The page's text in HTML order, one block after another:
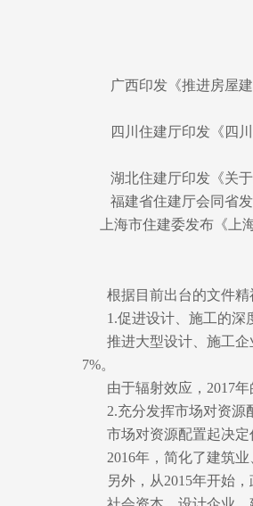
广西印发《推进房屋
四川住建厅印发《四
湖北住建厅印发《关
福建省住建厅会同省
上海市住建委发布《上
根据目前出台的文件
1.促进设计、施工的深
推进大型设计、施工企
7%。
由于辐射效应，2017
2.充分发挥市场对资源
市场对资源配置起决定
2016年，简化了建筑
另外，从2015年开始